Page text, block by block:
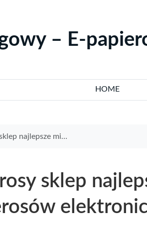
– E-
HOME
papierosów elektronicznych online
sklep